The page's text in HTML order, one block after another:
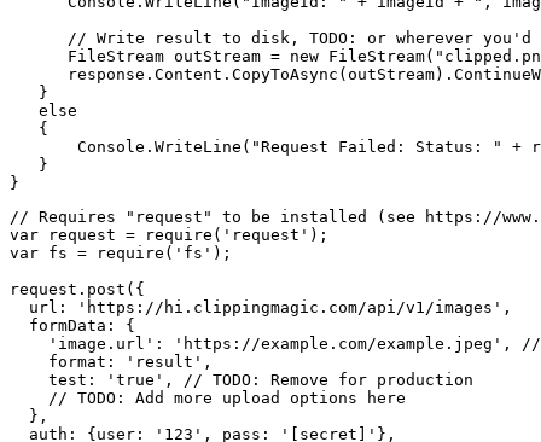
// Write result to disk, TODO: or wherever you'd
FileStream outStream = new
   }
   else
   {
Console.WriteLine("Request Failed: Status: " +
   }
// Requires "request" to be installed (see https://
var request = require('request');
var fs = require('fs');
request.post({
  url: 'https://hi.clippingmagic.com/api/v1/images',
  formData: {
'image.url': 'https://example.com/example.jpeg',
    format: 'result',
    test: 'true', // TODO: Remove for production
    // TODO: Add more upload options here
  },
  auth: {user: '123', pass: '[secret]'},